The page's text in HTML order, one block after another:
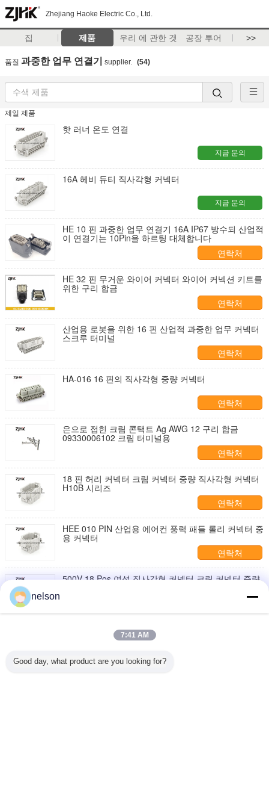
Zhejiang Haoke Electric Co., Ltd.
집 제품 우리 에 관한 것 공장 투어 >>
품질 과중한 업무 연결기 supplier. (54)
제일 제품
핫 러너 온도 연결
지금 문의
16A 헤비 듀티 직사각형 커넥터
지금 문의
HE 10 핀 과중한 업무 연결기 16A IP67 방수되 산업적
이 연결기는 10Pin을 하르팅 대체합니다
연락처
HE 32 핀 무거운 와이어 커넥터 와이어 커넥션 키트를
위한 구리 합금
연락처
산업용 로봇을 위한 16 핀 산업적 과중한 업무 커넥터
스크루 터미널
연락처
HA-016 16 핀의 직사각형 중량 커넥터
연락처
은으로 접힌 크림 콘택트 Ag AWG 12 구리 합금
09330006102 크림 터미널용
연락처
18 핀 허리 커넥터 크림 커넥터 중량 직사각형 커넥터
H10B 시리즈
연락처
HEE 010 PIN 산업용 에어컨 풍력 패들 롤리 커넥터 중
용 커넥터
연락처
500V 18 Pos 여성 직사각형 커넥터 크림 커넥터 중량
HE-048 자동차 전기 커넥터 48 핀 남성 여성 삽입
Ip65 로보트 용 사용
nelson
7:41 AM
Good day, what product are you looking for?